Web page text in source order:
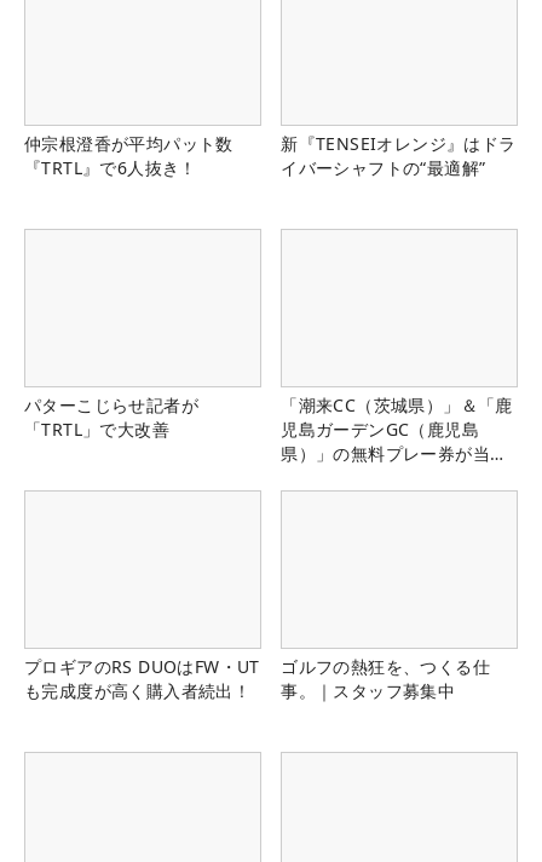
仲宗根澄香が平均パット数
『TRTL』で6人抜き！
新『TENSEIオレンジ』はドラ
イバーシャフトの“最適解”
パターこじらせ記者が
「TRTL」で大改善
「潮来CC（茨城県）」＆「鹿
児島ガーデンGC（鹿児島
県）」の無料プレー券が当た
プロギアのRS DUOはFW・UT
も完成度が高く購入者続出！
ゴルフの熱狂を、つくる仕
事。｜スタッフ募集中